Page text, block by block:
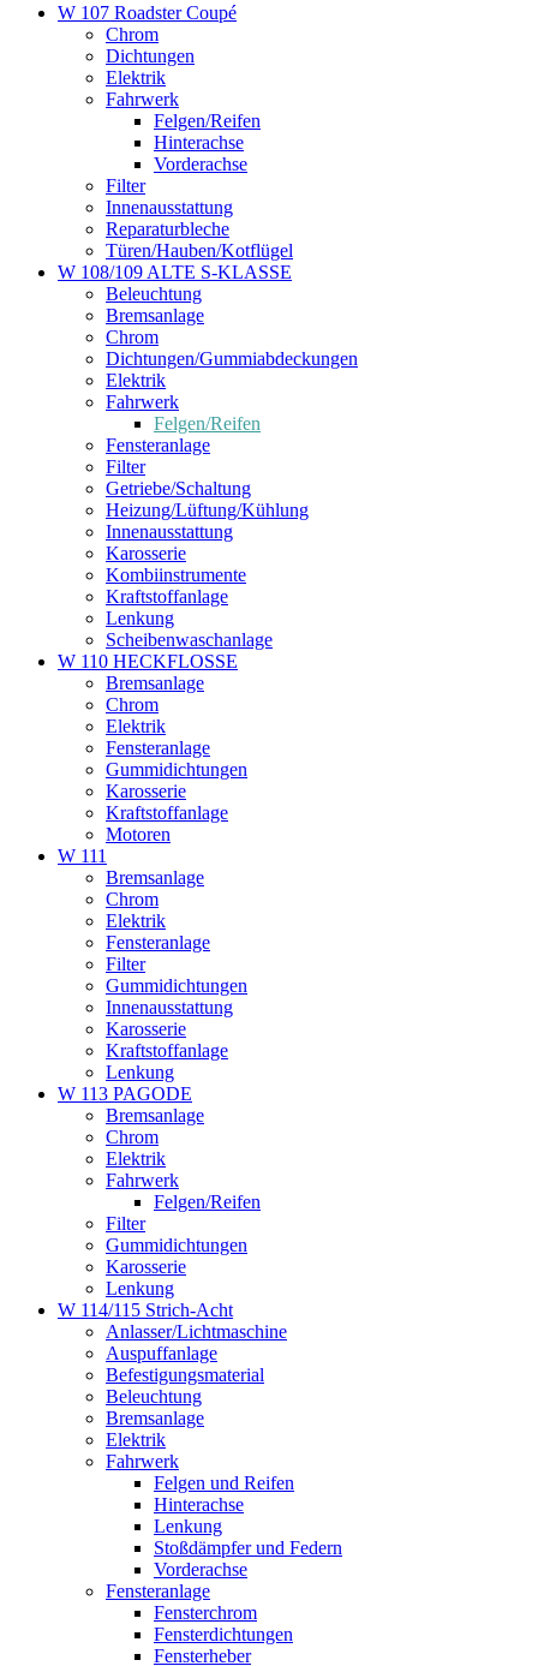
W 107 Roadster Coupé
Chrom
Dichtungen
Elektrik
Fahrwerk
Felgen/Reifen
Hinterachse
Vorderachse
Filter
Innenausstattung
Reparaturbleche
Türen/Hauben/Kotflügel
W 108/109 ALTE S-KLASSE
Beleuchtung
Bremsanlage
Chrom
Dichtungen/Gummiabdeckungen
Elektrik
Fahrwerk
Felgen/Reifen
Fensteranlage
Filter
Getriebe/Schaltung
Heizung/Lüftung/Kühlung
Innenausstattung
Karosserie
Kombiinstrumente
Kraftstoffanlage
Lenkung
Scheibenwaschanlage
W 110 HECKFLOSSE
Bremsanlage
Chrom
Elektrik
Fensteranlage
Gummidichtungen
Karosserie
Kraftstoffanlage
Motoren
W 111
Bremsanlage
Chrom
Elektrik
Fensteranlage
Filter
Gummidichtungen
Innenausstattung
Karosserie
Kraftstoffanlage
Lenkung
W 113 PAGODE
Bremsanlage
Chrom
Elektrik
Fahrwerk
Felgen/Reifen
Filter
Gummidichtungen
Karosserie
Lenkung
W 114/115 Strich-Acht
Anlasser/Lichtmaschine
Auspuffanlage
Befestigungsmaterial
Beleuchtung
Bremsanlage
Elektrik
Fahrwerk
Felgen und Reifen
Hinterachse
Lenkung
Stoßdämpfer und Federn
Vorderachse
Fensteranlage
Fensterchrom
Fensterdichtungen
Fensterheber